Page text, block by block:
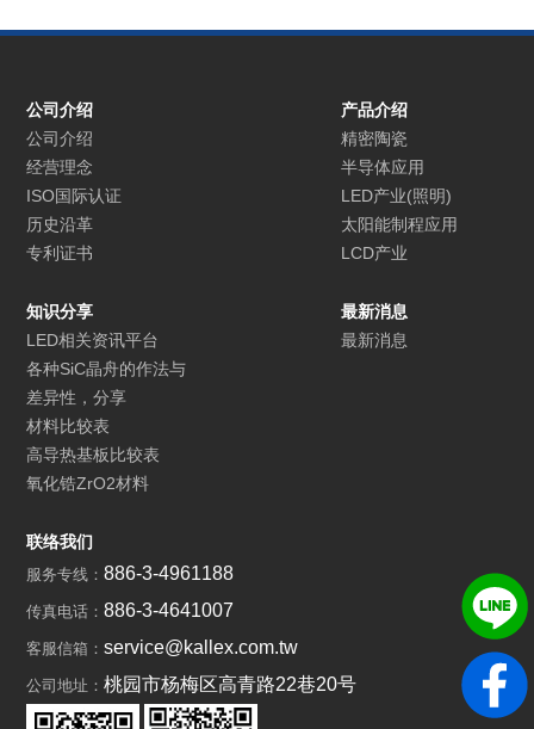
公司介绍
公司介绍
经营理念
ISO国际认证
历史沿革
专利证书
产品介绍
精密陶瓷
半导体应用
LED产业(照明)
太阳能制程应用
LCD产业
知识分享
LED相关资讯平台
各种SiC晶舟的作法与
差异性，分享
材料比较表
高导热基板比较表
氧化锆ZrO2材料
最新消息
最新消息
联络我们
服务专线：886-3-4961188
传真电话：886-3-4641007
客服信箱：service@kallex.com.tw
公司地址：桃园市杨梅区高青路22巷20号